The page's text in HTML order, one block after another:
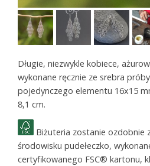
Długie, niezwykle kobiece,
wykonane ręcznie ze srebra
pojedynczego elementu 16x15
8,1 cm.
Biżuteria zostanie ozdobnie
środowisku pudełeczko,
certyfikowanego FSC® kartonu,